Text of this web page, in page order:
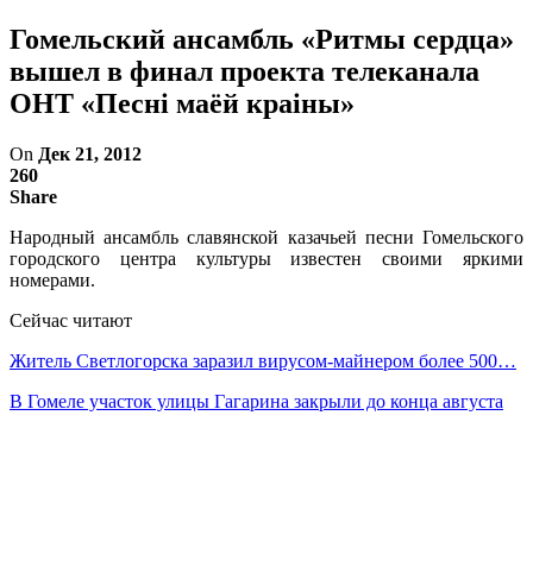
Гомельский ансамбль «Ритмы сердца»
вышел в финал проекта телеканала
ОНТ «Песні маёй краіны»
On Дек 21, 2012
260
Share
Народный ансамбль славянской казачьей песни Гомельского
городского центра культуры известен своими яркими
номерами.
Сейчас читают
Житель Светлогорска заразил вирусом-майнером более 500…
В Гомеле участок улицы Гагарина закрыли до конца августа